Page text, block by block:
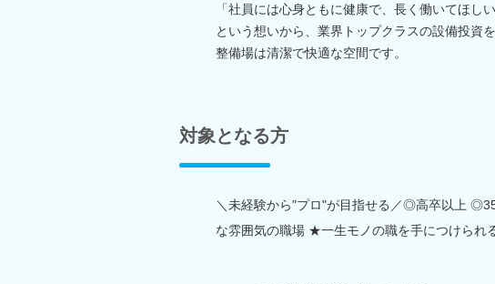
「社員には心身ともに健康で、長く働いてほしい
という想いから、業界トップクラスの設備投資を
整備場は清潔で快適な空間です。
対象となる方
＼未経験から"プロ"が目指せる／◎高卒以上
な雰囲気の職場 ★一生モノの職を手につけられ